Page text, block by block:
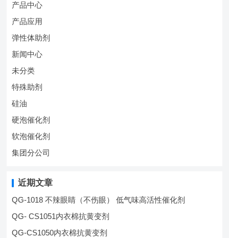
产品中心
产品应用
弹性体助剂
新闻中心
未分类
特殊助剂
硅油
硬泡催化剂
软泡催化剂
集团分公司
近期文章
QG-1018 不辣眼睛（不伤眼） 低气味高活性催化剂
QG- CS1051内衣棉抗黄变剂
QG-CS1050内衣棉抗黄变剂